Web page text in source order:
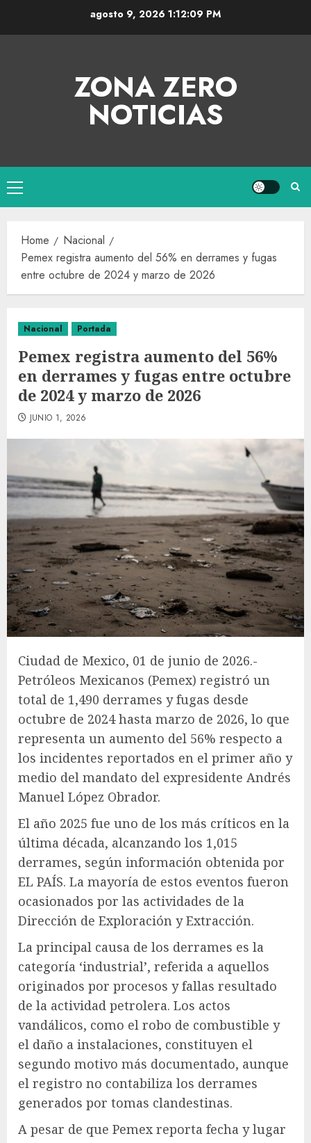
agosto 9, 20261:12:10 PM
ZONA ZERO
NOTICIAS
Home
Nacional
Pemex registra aumento del 56% en derrames y fugas
entre octubre de 2024 y marzo de 2026
Nacional Portada
Pemex registra aumento del 56%
en derrames y fugas entre octubre
de 2024 y marzo de 2026
JUNIO 1, 2026
Ciudad de Mexico, 01 de junio de 2026.-
Petróleos Mexicanos (Pemex) registró un
total de 1,490 derrames y fugas desde
octubre de 2024 hasta marzo de 2026, lo que
representa un aumento del 56% respecto a
los incidentes reportados en el primer año y
medio del mandato del expresidente Andrés
Manuel López Obrador.
El año 2025 fue uno de los más críticos en la
última década, alcanzando los 1,015
derrames, según información obtenida por
EL PAÍS. La mayoría de estos eventos fueron
ocasionados por las actividades de la
Dirección de Exploración y Extracción.
La principal causa de los derrames es la
categoría ‘industrial’, referida a aquellos
originados por procesos y fallas resultado
de la actividad petrolera. Los actos
vandálicos, como el robo de combustible y
el daño a instalaciones, constituyen el
segundo motivo más documentado, aunque
el registro no contabiliza los derrames
generados por tomas clandestinas.
A pesar de que Pemex reporta fecha y lugar